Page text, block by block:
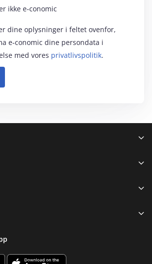
ikke e‑conomic
dine oplysninger i feltet ovenfor,
e‑conomic dine persondata i
med vores privatlivspolitik.